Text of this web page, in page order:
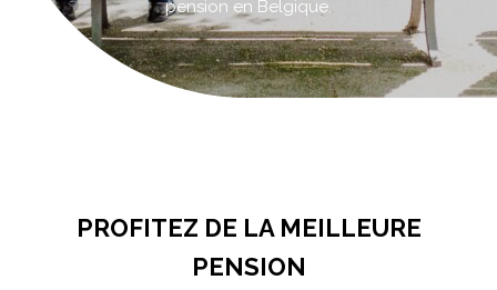
pension en Belgique.
PROFITEZ DE LA MEILLEURE
PENSION